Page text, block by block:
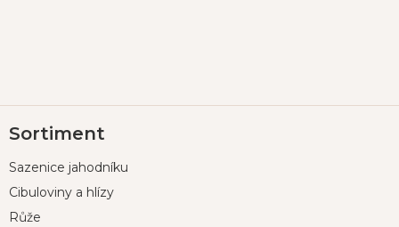
á
a
Sortiment
Sazenice jahodníku
Cibuloviny a hlízy
Růže